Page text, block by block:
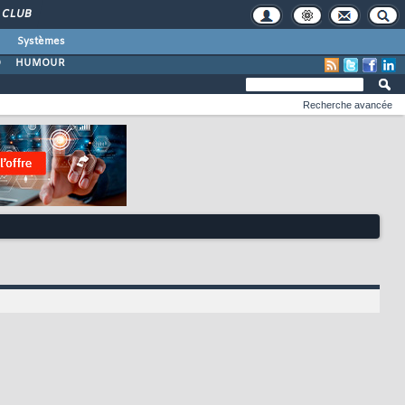
CLUB
Systèmes
HUMOUR
Recherche avancée